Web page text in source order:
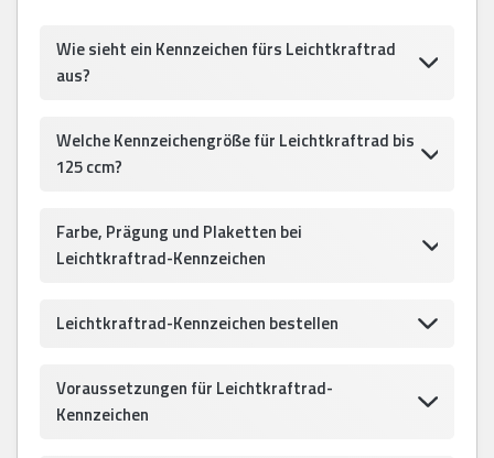
Wie sieht ein Kennzeichen fürs Leichtkraftrad
aus?
Welche Kennzeichengröße für Leichtkraftrad bis
125 ccm?
Farbe, Prägung und Plaketten bei
Leichtkraftrad-Kennzeichen
Leichtkraftrad-Kennzeichen bestellen
Voraussetzungen für Leichtkraftrad-
Kennzeichen